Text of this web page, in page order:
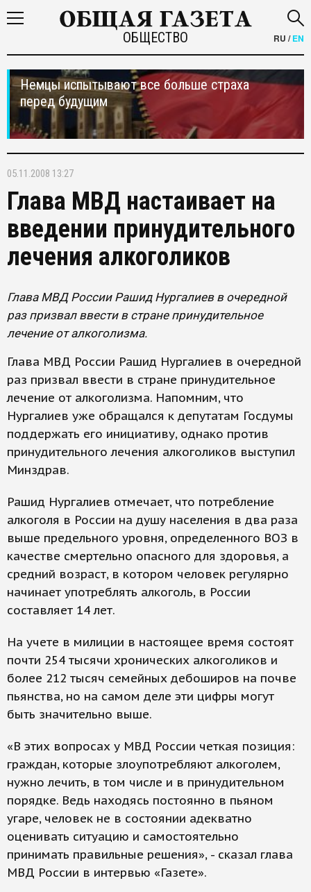
ОБЩЕСТВО RU /EN
Немцы испытывают все больше страха
перед будущим
05.11.2008 13:27
Глава МВД настаивает на
введении принудительного
лечения алкоголиков
Глава МВД России Рашид Нургалиев в очередной
раз призвал ввести в стране принудительное
лечение от алкоголизма.
Глава МВД России Рашид Нургалиев в очередной
раз призвал ввести в стране принудительное
лечение от алкоголизма. Напомним, что
Нургалиев уже обращался к депутатам Госдумы
поддержать его инициативу, однако против
принудительного лечения алкоголиков выступил
Минздрав.
Рашид Нургалиев отмечает, что потребление
алкоголя в России на душу населения в два раза
выше предельного уровня, определенного ВОЗ в
качестве смертельно опасного для здоровья, а
средний возраст, в котором человек регулярно
начинает употреблять алкоголь, в России
составляет 14 лет.
На учете в милиции в настоящее время состоят
почти 254 тысячи хронических алкоголиков и
более 212 тысяч семейных дебоширов на почве
пьянства, но на самом деле эти цифры могут
быть значительно выше.
«В этих вопросах у МВД России четкая позиция:
граждан, которые злоупотребляют алкоголем,
нужно лечить, в том числе и в принудительном
порядке. Ведь находясь постоянно в пьяном
угаре, человек не в состоянии адекватно
оценивать ситуацию и самостоятельно
принимать правильные решения», - сказал глава
МВД России в интервью «Газете».